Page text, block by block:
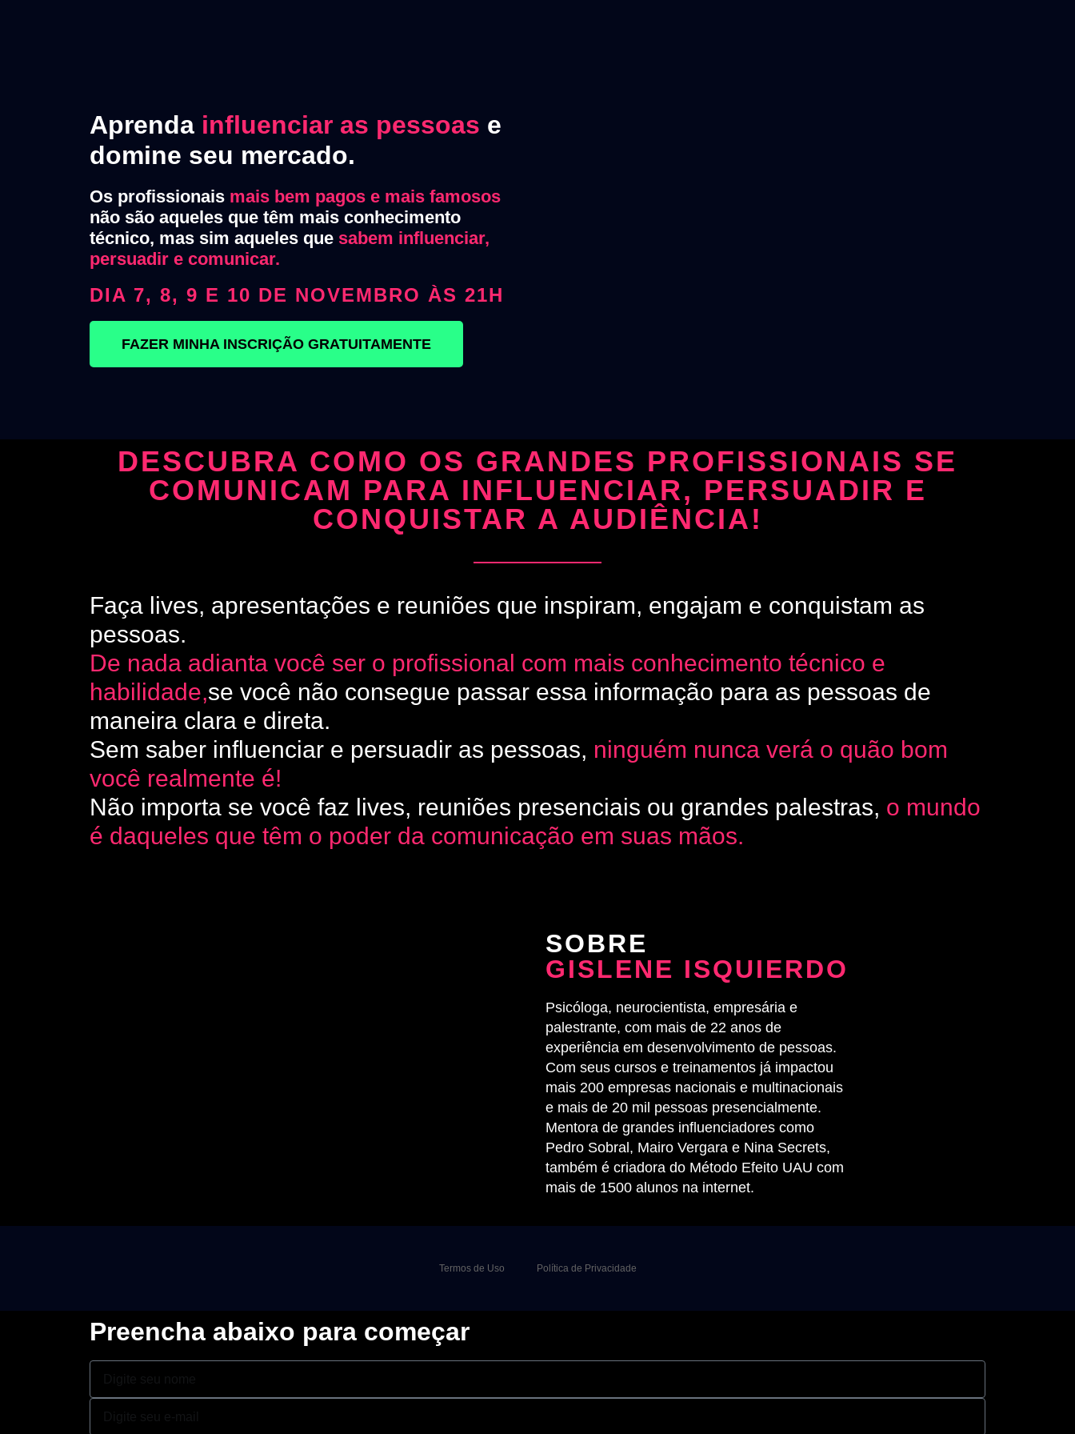
Aprenda influenciar as pessoas e
domine seu mercado.
Os profissionais mais bem pagos e mais famosos
não são aqueles que têm mais conhecimento
técnico, mas sim aqueles que sabem influenciar,
persuadir e comunicar.
DIA 7, 8, 9 E 10 DE NOVEMBRO ÀS 21H
FAZER MINHA INSCRIÇÃO GRATUITAMENTE
DESCUBRA COMO OS GRANDES PROFISSIONAIS SE
COMUNICAM PARA INFLUENCIAR, PERSUADIR E
CONQUISTAR A AUDIÊNCIA!
Faça lives, apresentações e reuniões que inspiram, engajam e conquistam as
pessoas.
De nada adianta você ser o profissional com mais conhecimento técnico e
habilidade,se você não consegue passar essa informação para as pessoas de
maneira clara e direta.
Sem saber influenciar e persuadir as pessoas, ninguém nunca verá o quão bom
você realmente é!
Não importa se você faz lives, reuniões presenciais ou grandes palestras, o mundo
é daqueles que têm o poder da comunicação em suas mãos.
SOBRE
GISLENE ISQUIERDO
Psicóloga, neurocientista, empresária e
palestrante, com mais de 22 anos de
experiência em desenvolvimento de pessoas.
Com seus cursos e treinamentos já impactou
mais 200 empresas nacionais e multinacionais
e mais de 20 mil pessoas presencialmente.
Mentora de grandes influenciadores como
Pedro Sobral, Mairo Vergara e Nina Secrets,
também é criadora do Método Efeito UAU com
mais de 1500 alunos na internet.
Termos de Uso Política de Privacidade
Preencha abaixo para começar